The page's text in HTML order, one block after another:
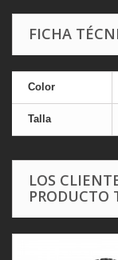
FICHA
Color
Talla
LOS
PRODUCTO